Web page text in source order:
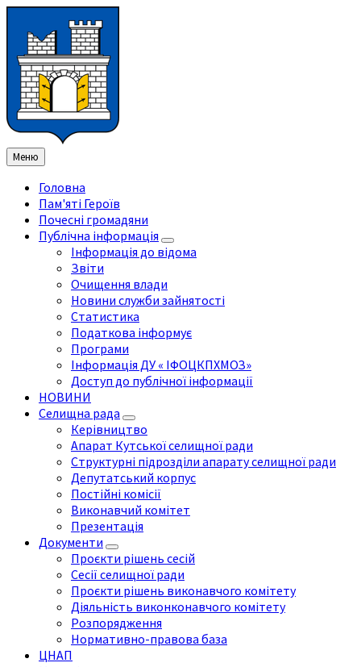
змісту
ліву
бічну
панель
праву
бічну
панель
нижнього
колонтитула
Меню
Головна
Пам'яті Героїв
Почесні громадяни
Публічна інформація
Інформація до відома
Звіти
Очищення влади
Новини служби зайнятості
Статистика
Податкова інформує
Програми
Інформація ДУ « ІФОЦКПХМОЗ»
Доступ до публічної інформації
НОВИНИ
Селищна рада
Керівництво
Апарат Кутської селищної ради
Структурні підрозділи апарату селищної ради
Депутатський корпус
Постійні комісії
Виконавчий комітет
Презентація
Документи
Проєкти рішень сесій
Сесії селищної ради
Проєкти рішень виконавчого комітету
Діяльність виконконавчого комітету
Розпорядження
Нормативно-правова база
ЦНАП